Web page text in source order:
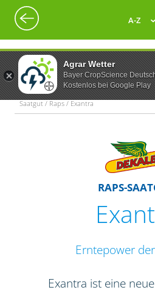
Agrar Wetter
Bayer CropScience
Kostenlos bei Google Play
A-Z
Saatgut / Raps / Exantra
RAPS-
Erntepower
Exantra ist eine